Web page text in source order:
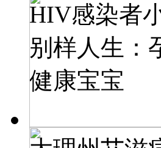
HIV感染者
别样人生：
健康宝宝